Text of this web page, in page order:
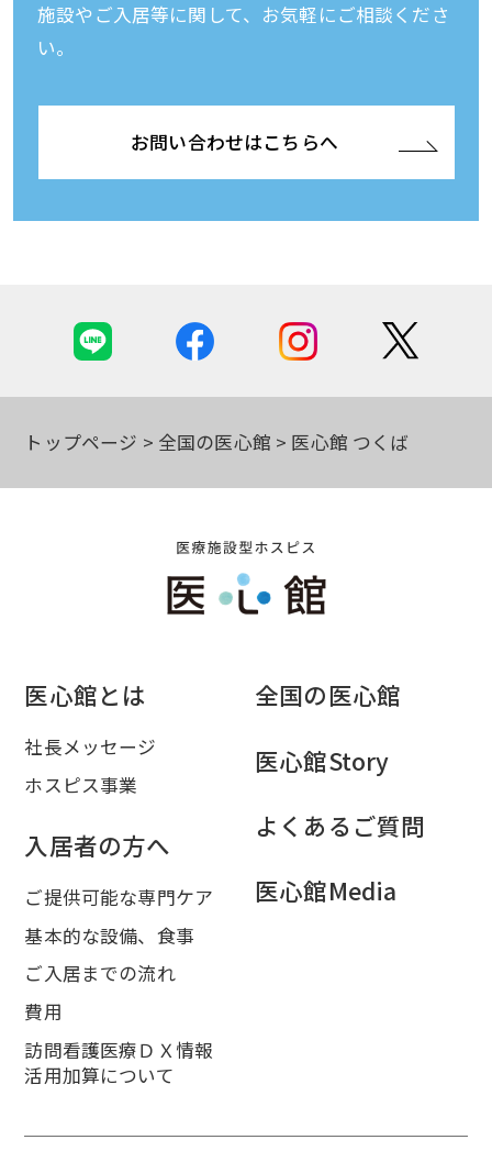
施設やご入居等に関して、お気軽にご相談くださ
い。
お問い合わせはこちらへ
トップページ 全国の医心館 医心館 つくば
医心館とは
社長メッセージ
ホスピス事業
入居者の方へ
ご提供可能な専門ケア
基本的な設備、食事
ご入居までの流れ
費用
訪問看護医療ＤＸ情報
活用加算について
全国の医心館
医心館Story
よくあるご質問
医心館Media